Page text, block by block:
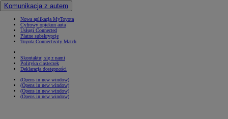
Komunikacja z autem
Nowa aplikacja MyToyota
Cyfrowy opiekun auta
Usługi Connected
Płatne subskrypcje
Toyota Connectivity Match
Skontaktuj się z nami
Polityka ciasteczek
Deklaracja dostępności
(Opens in new window)
(Opens in new window)
(Opens in new window)
(Opens in new window)